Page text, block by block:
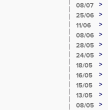
08/07
>
25/06
>
11/06
>
08/06
>
28/05 >
24/05
>
18/05
>
16/05
>
15/05
>
13/05
>
08/05
>